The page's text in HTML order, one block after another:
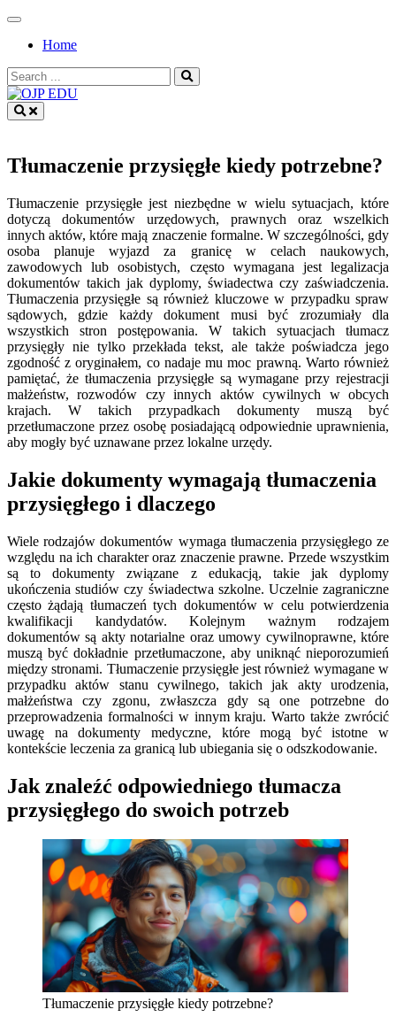
Skip
contentHome
Search
for:
Tłumaczenie przysięgłe kiedy potrzebne?
Tłumaczenie przysięgłe jest niezbędne w wielu sytuacjach, które
dotyczą dokumentów urzędowych, prawnych oraz wszelkich
innych aktów, które mają znaczenie formalne. W szczególności, gdy
osoba planuje wyjazd za granicę w celach naukowych,
zawodowych lub osobistych, często wymagana jest legalizacja
dokumentów takich jak dyplomy, świadectwa czy zaświadczenia.
Tłumaczenia przysięgłe są również kluczowe w przypadku spraw
sądowych, gdzie każdy dokument musi być zrozumiały dla
wszystkich stron postępowania. W takich sytuacjach tłumacz
przysięgły nie tylko przekłada tekst, ale także poświadcza jego
zgodność z oryginałem, co nadaje mu moc prawną. Warto również
pamiętać, że tłumaczenia przysięgłe są wymagane przy rejestracji
małżeństw, rozwodów czy innych aktów cywilnych w obcych
krajach. W takich przypadkach dokumenty muszą być
przetłumaczone przez osobę posiadającą odpowiednie uprawnienia,
aby mogły być uznawane przez lokalne urzędy.
Jakie dokumenty wymagają tłumaczenia
przysięgłego i dlaczego
Wiele rodzajów dokumentów wymaga tłumaczenia przysięgłego ze
względu na ich charakter oraz znaczenie prawne. Przede wszystkim
są to dokumenty związane z edukacją, takie jak dyplomy
ukończenia studiów czy świadectwa szkolne. Uczelnie zagraniczne
często żądają tłumaczeń tych dokumentów w celu potwierdzenia
kwalifikacji kandydatów. Kolejnym ważnym rodzajem
dokumentów są akty notarialne oraz umowy cywilnoprawne, które
muszą być dokładnie przetłumaczone, aby uniknąć nieporozumień
między stronami. Tłumaczenie przysięgłe jest również wymagane w
przypadku aktów stanu cywilnego, takich jak akty urodzenia,
małżeństwa czy zgonu, zwłaszcza gdy są one potrzebne do
przeprowadzenia formalności w innym kraju. Warto także zwrócić
uwagę na dokumenty medyczne, które mogą być istotne w
kontekście leczenia za granicą lub ubiegania się o odszkodowanie.
Jak znaleźć odpowiedniego tłumacza
przysięgłego do swoich potrzeb
Tłumaczenie przysięgłe kiedy potrzebne?